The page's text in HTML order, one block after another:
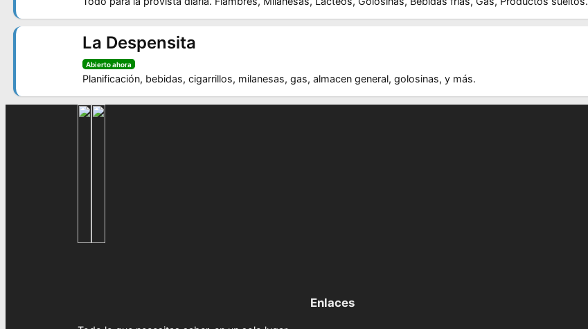
La Despensita
Abierto ahora
Planificación, bebidas, cigarrillos, milanesas, gas, almacen general, golosinas, y más.
Enlaces